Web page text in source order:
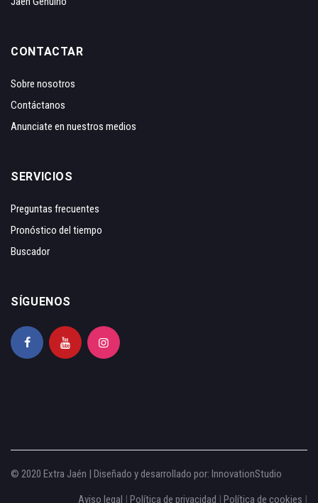
CONTACTAR
Sobre nosotros
Contáctanos
Anunciate en nuestros medios
SERVICIOS
Preguntas frecuentes
Pronóstico del tiempo
Buscador
SÍGUENOS
© 2020 Extra Jaén | Diseñado y desarrollado por: InnovationStudio
Aviso legal | Política de privacidad | Política de cookies |